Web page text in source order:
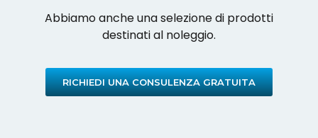
Abbiamo anche una selezione di prodotti
destinati al noleggio.
RICHIEDI UNA CONSULENZA GRATUITA